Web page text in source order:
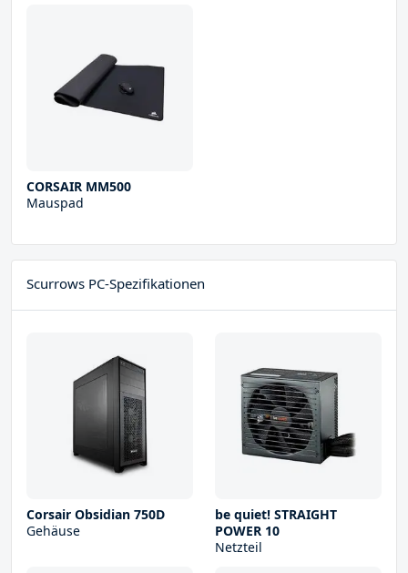
CORSAIR MM500
Mauspad
Scurrows PC-Spezifikationen
Corsair Obsidian 750D
Gehäuse
be quiet! STRAIGHT
POWER 10
Netzteil